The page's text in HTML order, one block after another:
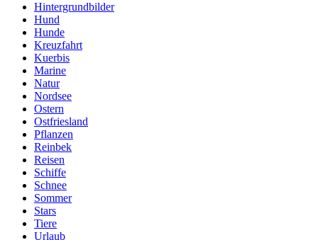
Hintergrundbilder
Hund
Hunde
Kreuzfahrt
Kuerbis
Marine
Natur
Nordsee
Ostern
Ostfriesland
Pflanzen
Reinbek
Reisen
Schiffe
Schnee
Sommer
Stars
Tiere
Urlaub